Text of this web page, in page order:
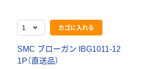
カゴに入れる
SMC ブローガン IBG1011-12
1P（直送品）